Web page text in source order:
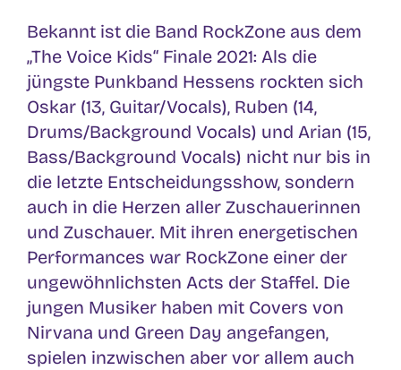
Bekannt ist die Band RockZone aus dem
„The Voice Kids“ Finale 2021: Als die
jüngste Punkband Hessens rockten sich
Oskar (13, Guitar/Vocals), Ruben (14,
Drums/Background Vocals) und Arian (15,
Bass/Background Vocals) nicht nur bis in
die letzte Entscheidungsshow, sondern
auch in die Herzen aller Zuschauerinnen
und Zuschauer. Mit ihren energetischen
Performances war RockZone einer der
ungewöhnlichsten Acts der Staffel. Die
jungen Musiker haben mit Covers von
Nirvana und Green Day angefangen,
spielen inzwischen aber vor allem auch